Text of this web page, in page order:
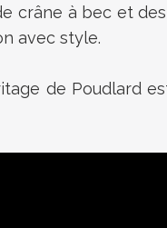
crâne à bec et
avec style.
de Poudlard